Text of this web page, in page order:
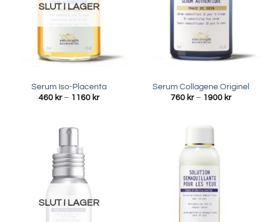
SLUT I LAGER
Serum Iso-Placenta
460 kr – 1160 krPrisintervall:
Serum Collagene Originel
760 kr – 1900 kr
SLUT I LAGER